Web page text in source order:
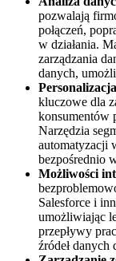
pozwalają
połączeń,
w działania.
zarządzania
danych,
Personalizacja
kluczowe dla
konsumentów
Narzędzia
automatyzacji
bezpośrednio
Możliwości
Salesforce i
umożliwiając
przepływy
źródeł